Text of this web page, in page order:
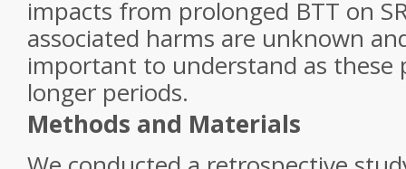
impacts from prolonged BTT on
associated harms are unknown
important to understand as these
longer periods.
Methods and Materials